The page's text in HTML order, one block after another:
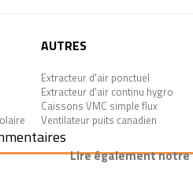
AUTRES
Extracteur d'air ponctuel
Extracteur d'air continu hygro
Caissons VMC simple flux
Ventilateur puits canadien
Lire également notre